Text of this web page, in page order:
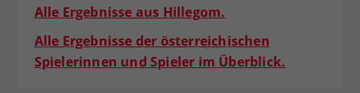
Alle Ergebnisse aus Hillegom.
Alle Ergebnisse der österreichischen
Spielerinnen und Spieler im Überblick.